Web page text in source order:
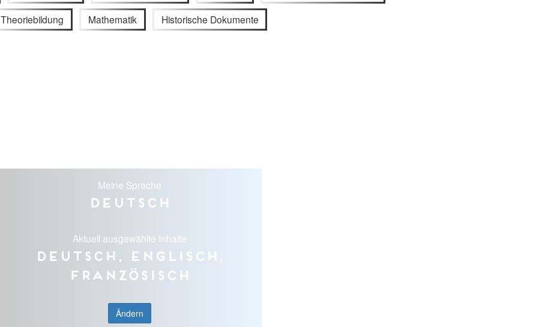
Theoriebildung Mathematik Historische Dokumente
Meine Sprache
Deutsch
Aktuell ausgewählte Inhalte
Deutsch, Englisch,
Französisch
Ändern